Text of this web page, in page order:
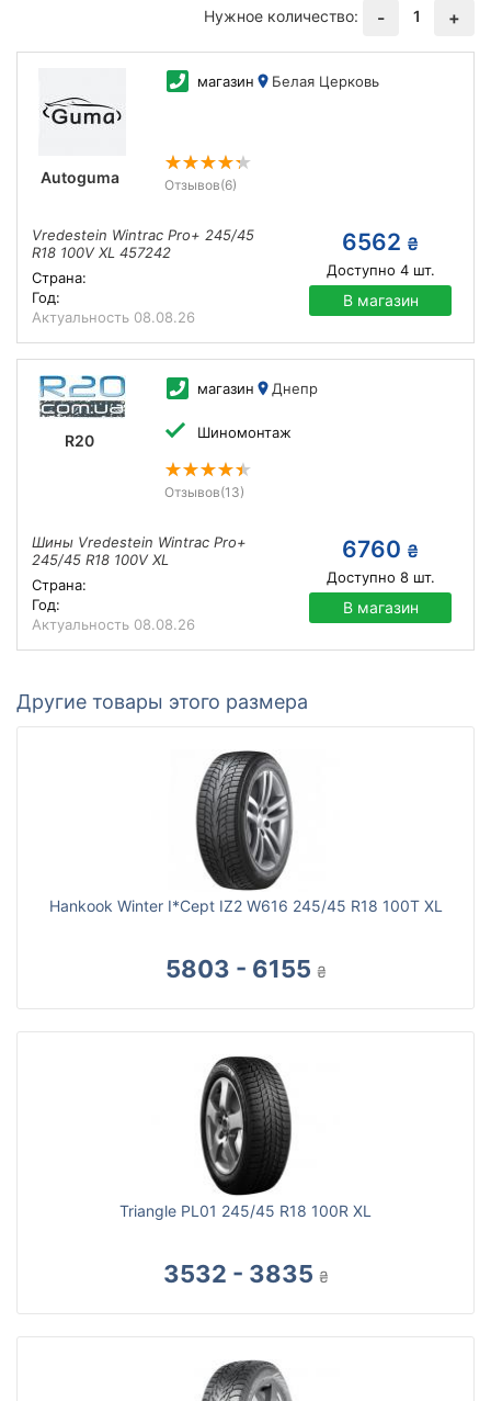
Нужное количество:
- 1 +
Autoguma
магазин Белая Церковь
Отзывов(6)
Vredestein Wintrac Pro+ 245/45
R18 100V XL 457242
Страна:
Год:
Актуальность 08.08.26
6562 ₴
Доступно 4шт.
В магазин
R20
магазин Днепр
Шиномонтаж
Отзывов(13)
Шины Vredestein Wintrac Pro+
245/45 R18 100V XL
Страна:
Год:
Актуальность 08.08.26
6760 ₴
Доступно 8шт.
В магазин
Другие товары этого размера
Hankook Winter I*Cept IZ2 W616 245/45 R18 100T XL
5803 - 6155 ₴
Triangle PL01 245/45 R18 100R XL
3532 - 3835 ₴